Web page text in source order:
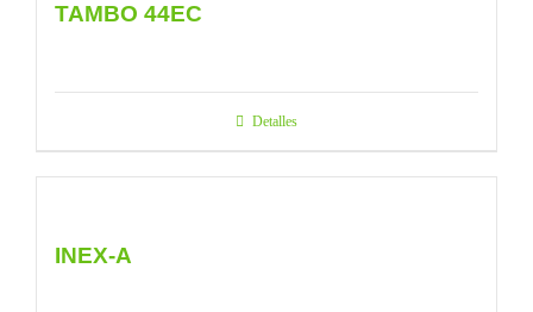
TAMBO 44EC
Detalles
INEX-A